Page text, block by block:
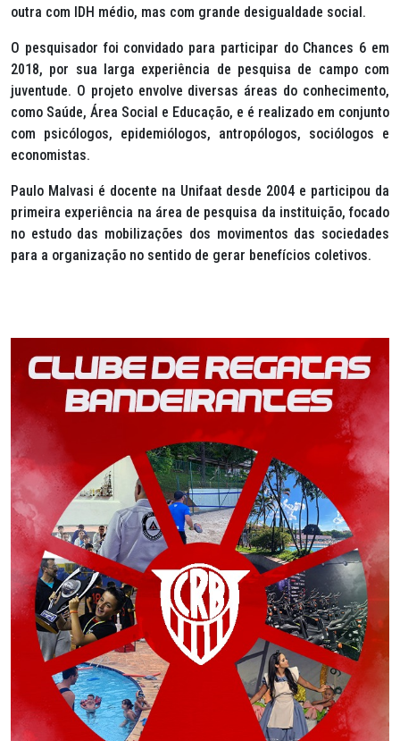
outra com IDH médio, mas com grande desigualdade social.
O pesquisador foi convidado para participar do Chances 6 em
2018, por sua larga experiência de pesquisa de campo com
juventude. O projeto envolve diversas áreas do conhecimento,
como Saúde, Área Social e Educação, e é realizado em conjunto
com psicólogos, epidemiólogos, antropólogos, sociólogos e
economistas.
Paulo Malvasi é docente na Unifaat desde 2004 e participou da
primeira experiência na área de pesquisa da instituição, focado
no estudo das mobilizações dos movimentos das sociedades
para a organização no sentido de gerar benefícios coletivos.